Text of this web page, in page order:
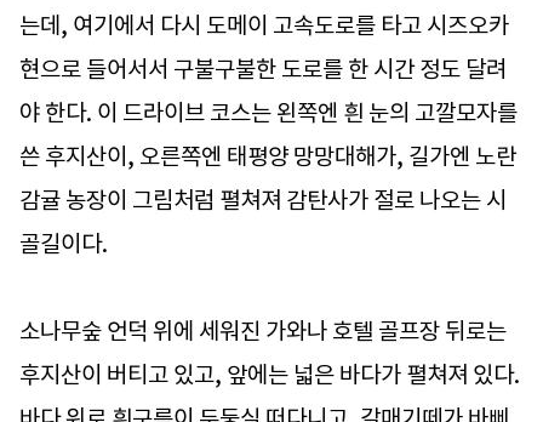
는데, 여기에서 다시 도메이 고속도로를 타고 시즈오카
현으로 들어서서 구불구불한 도로를 한 시간 정도 달려
야 한다. 이 드라이브 코스는 왼쪽엔 흰 눈의 고깔모자를
쓴 후지산이, 오른쪽엔 태평양 망망대해가, 길가엔 노란
감귤 농장이 그림처럼 펼쳐져 감탄사가 절로 나오는 시
골길이다.
소나무숲 언덕 위에 세워진 가와나 호텔 골프장 뒤로는
후지산이 버티고 있고, 앞에는 넓은 바다가 펼쳐져 있다.